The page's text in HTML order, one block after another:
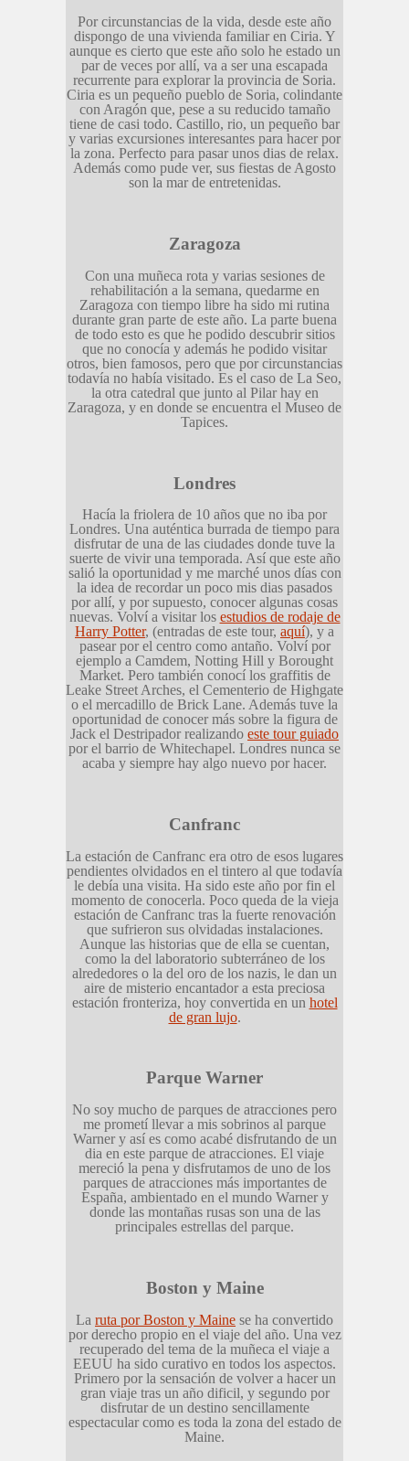
Por circunstancias de la vida, desde este año
dispongo de una vivienda familiar en Ciria. Y
aunque es cierto que este año solo he estado un
par de veces por allí, va a ser una escapada
recurrente para explorar la provincia de Soria.
Ciria es un pequeño pueblo de Soria, colindante
con Aragón que, pese a su reducido tamaño
tiene de casi todo. Castillo, rio, un pequeño bar
y varias excursiones interesantes para hacer por
la zona. Perfecto para pasar unos dias de relax.
Además como pude ver, sus fiestas de Agosto
son la mar de entretenidas.
Zaragoza
Con una muñeca rota y varias sesiones de
rehabilitación a la semana, quedarme en
Zaragoza con tiempo libre ha sido mi rutina
durante gran parte de este año. La parte buena
de todo esto es que he podido descubrir sitios
que no conocía y además he podido visitar
otros, bien famosos, pero que por circunstancias
todavía no había visitado. Es el caso de La Seo,
la otra catedral que junto al Pilar hay en
Zaragoza, y en donde se encuentra el Museo de
Tapices.
Londres
Hacía la friolera de 10 años que no iba por
Londres. Una auténtica burrada de tiempo para
disfrutar de una de las ciudades donde tuve la
suerte de vivir una temporada. Así que este año
salió la oportunidad y me marché unos días con
la idea de recordar un poco mis dias pasados
por allí, y por supuesto, conocer algunas cosas
nuevas. Volví a visitar los estudios de rodaje de
Harry Potter, (entradas de este tour, aquí), y a
pasear por el centro como antaño. Volví por
ejemplo a Camdem, Notting Hill y Borought
Market. Pero también conocí los graffitis de
Leake Street Arches, el Cementerio de Highgate
o el mercadillo de Brick Lane. Además tuve la
oportunidad de conocer más sobre la figura de
Jack el Destripador realizando este tour guiado
por el barrio de Whitechapel. Londres nunca se
acaba y siempre hay algo nuevo por hacer.
Canfranc
La estación de Canfranc era otro de esos lugares
pendientes olvidados en el tintero al que todavía
le debía una visita. Ha sido este año por fin el
momento de conocerla. Poco queda de la vieja
estación de Canfranc tras la fuerte renovación
que sufrieron sus olvidadas instalaciones.
Aunque las historias que de ella se cuentan,
como la del laboratorio subterráneo de los
alrededores o la del oro de los nazis, le dan un
aire de misterio encantador a esta preciosa
estación fronteriza, hoy convertida en un hotel
de gran lujo.
Parque Warner
No soy mucho de parques de atracciones pero
me prometí llevar a mis sobrinos al parque
Warner y así es como acabé disfrutando de un
dia en este parque de atracciones. El viaje
mereció la pena y disfrutamos de uno de los
parques de atracciones más importantes de
España, ambientado en el mundo Warner y
donde las montañas rusas son una de las
principales estrellas del parque.
Boston y Maine
La ruta por Boston y Maine se ha convertido
por derecho propio en el viaje del año. Una vez
recuperado del tema de la muñeca el viaje a
EEUU ha sido curativo en todos los aspectos.
Primero por la sensación de volver a hacer un
gran viaje tras un año dificil, y segundo por
disfrutar de un destino sencillamente
espectacular como es toda la zona del estado de
Maine.